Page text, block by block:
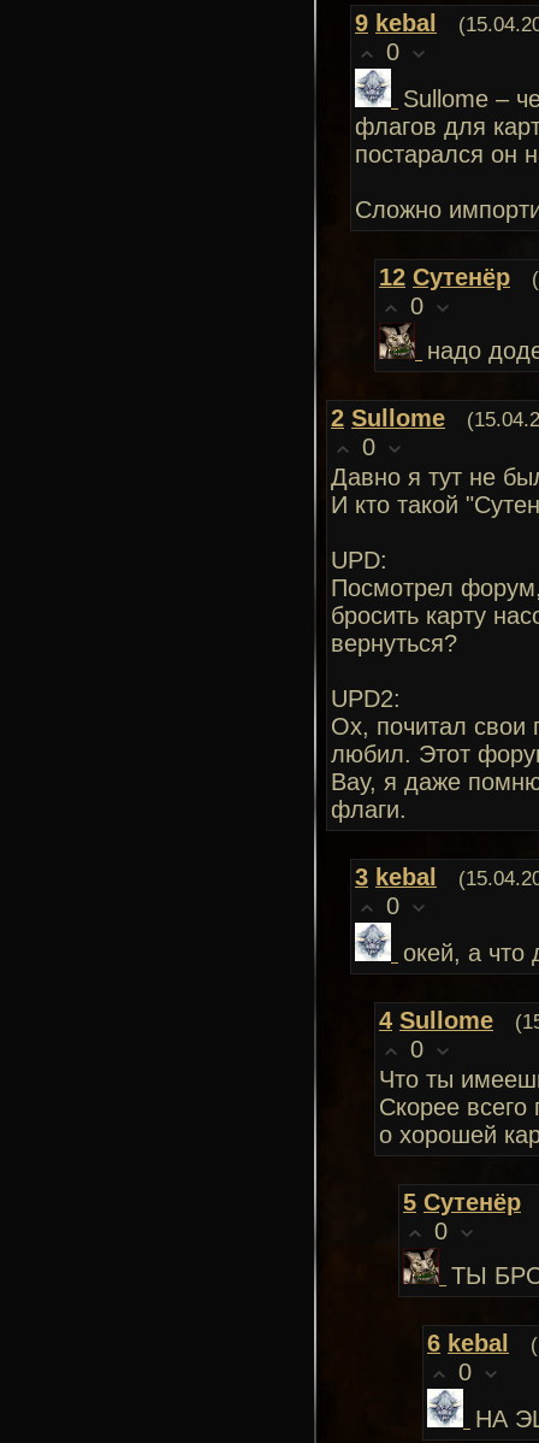
9 kebal
0
Sullome –
флагов для
постарался он
Сложно
12 Сутенёр
0
надо
2 Sullome
0
Давно я тут не
И кто такой
UPD:
Посмотрел
бросить карту
вернуться?
UPD2:
Ох, почитал свои
любил. Этот
Вау, я даже
флаги.
3 kebal
0
окей, а что
4 Sullome
0
Что ты
Скорее
о хорошей
5 Сутенёр
0
ТЫ
6 kebal
0
НА